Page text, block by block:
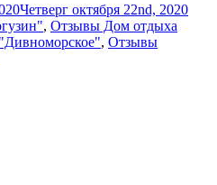
Четверг октября 22nd, 2020
, Отзывы Дом отдыха
, Отзывы